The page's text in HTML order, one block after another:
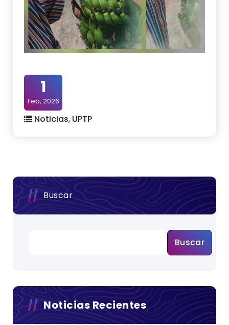
1
Feb, 2026
Noticias, UPTP
Buscar
Buscar
Noticias Recientes